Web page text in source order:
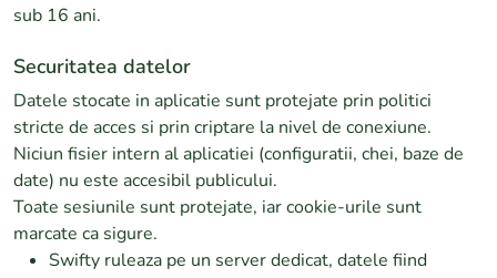
sub 16 ani.
Securitatea datelor
Datele stocate in aplicatie sunt protejate prin politici
stricte de acces si prin criptare la nivel de conexiune.
Niciun fisier intern al aplicatiei (configuratii, chei, baze de
date) nu este accesibil publicului.
Toate sesiunile sunt protejate, iar cookie-urile sunt
marcate ca sigure.
Swifty ruleaza pe un server dedicat, datele fiind